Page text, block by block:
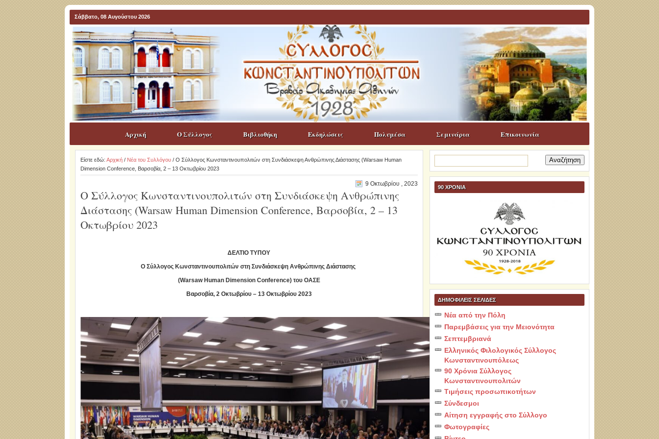
Σάββατο, 08 Αυγούστου 2026
Αρχική Ο Σύλλογος Βιβλιοθήκη Εκδηλώσεις Πολυμέσα Σεμινάρια Επικοινωνία
Είστε εδώ: Αρχική/ Νέα του Συλλόγου/ Ο Σύλλογος Κωνσταντινουπολιτών στη Συνδιάσκεψη Ανθρώπινης Διάστασης (Warsaw Human
Dimension Conference, Βαρσοβία, 2 – 13 Οκτωβρίου 2023
9 Οκτωβρίου , 2023
Ο Σύλλογος Κωνσταντινουπολιτών στη Συνδιάσκεψη Ανθρώπινης
Διάστασης (Warsaw Human Dimension Conference, Βαρσοβία, 2 – 13
Οκτωβρίου 2023
ΔΕΛΤΙΟ ΤΥΠΟΥ
Ο Σύλλογος Κωνσταντινουπολιτώνστη Συνδιάσκεψη Ανθρώπινης Διάστασης
(Warsaw Human Dimension Conference) του ΟΑΣΕ
Βαρσοβία, 2 Οκτωβρίου – 13 Οκτωβρίου 2023
για:
90 ΧΡΟΝΙΑ
ΔΗΜΟΦΙΛΕΙΣ ΣΕΛΙΔΕΣ
Νέα από την Πόλη
Παρεμβάσεις για την Μειονότητα
Σεπτεμβριανά
Ελληνικός Φιλολογικός Σύλλογος
Κωνσταντινουπόλεως
90 Χρόνια Σύλλογος
Κωνσταντινουπολιτών
Τιμήσεις προσωπικοτήτων
Σύνδεσμοι
Αίτηση εγγραφής στο Σύλλογο
Φωτογραφίες